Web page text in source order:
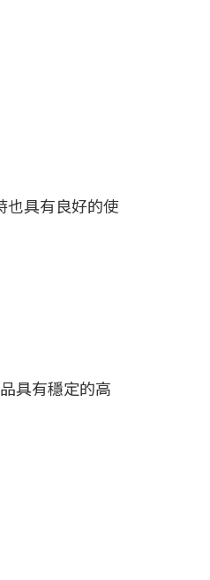
也具有良好的使
具有穩定的高